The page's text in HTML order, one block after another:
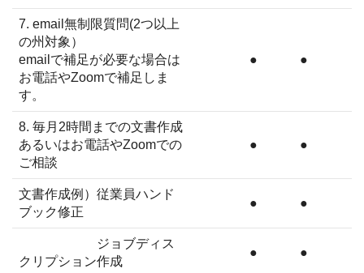
7. email無制限質問(2つ以上
の州対象）
emailで補足が必要な場合は
お電話やZoomで補足しま
す。
● ●
8. 毎月2時間までの文書作成
あるいはお電話やZoomでの
ご相談
● ●
文書作成例）従業員ハンド
ブック修正
● ●
ジョブディス
クリプション作成
● ●